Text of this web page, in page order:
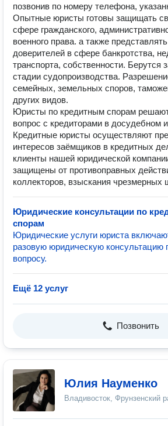
позвонив по номеру телефона,
Опытные юристы готовы защищать
сфере гражданского,
военного права. а также
доверителей в сфере банкротства,
транспорта, собственности. Берутся
стадии судопроизводства.
семейных, земельных споров,
других видов.
Юристы по кредитным спорам
вопрос с кредиторами в досудебном
Кредитные юристы осуществляют
интересов заёмщиков в кредитных
клиенты нашей юридической
защищены от противоправных
коллекторов, взыскания чрезмерных
Юридические консультации по
спорам
Юридические услуги юриста
разовую юридическую консультацию
вопросу.
Ещё 12 услуг
Позвонить
Юлия Науменко
Владивосток, Фрунзенский